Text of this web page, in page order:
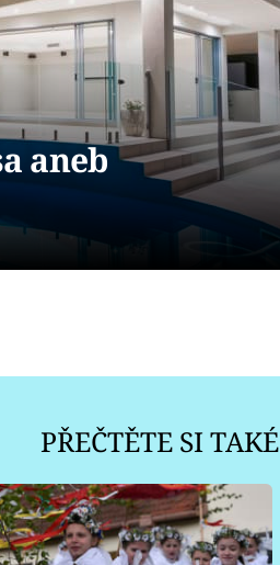
aneb
PŘEČTĚTE SI TAKÉ